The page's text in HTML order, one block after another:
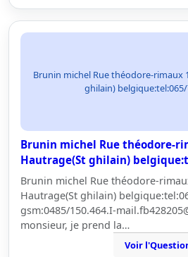
Brunin michel Rue théodore-rimaux
ghilain) belgique:tel:065/
Brunin michel Rue théodore-
Hautrage(St ghilain)
Brunin michel Rue théodore-
Hautrage(St ghilain)
gsm:0485/150.464.I-
monsieur, je prend la…
Voir